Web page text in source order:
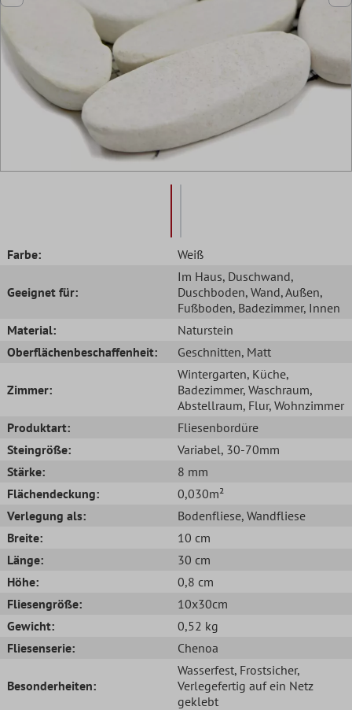
Farbe: Weiß
Geeignet für:
Im Haus, Duschwand,
Duschboden, Wand, Außen,
Fußboden, Badezimmer, Innen
Material:
Naturstein
Oberflächenbeschaffenheit:
Geschnitten, Matt
Zimmer:
Wintergarten, Küche,
Badezimmer, Waschraum,
Abstellraum, Flur, Wohnzimmer
Produktart:
Fliesenbordüre
Steingröße:
Variabel, 30-70mm
Stärke:
8 mm
Flächendeckung:
0,030m²
Verlegung als:
Bodenfliese, Wandfliese
Breite:
10 cm
Länge:
30 cm
Höhe:
0,8 cm
Fliesengröße:
10x30cm
Gewicht:
0,52 kg
Fliesenserie:
Chenoa
Besonderheiten:
Wasserfest, Frostsicher,
Verlegefertig auf ein Netz
geklebt